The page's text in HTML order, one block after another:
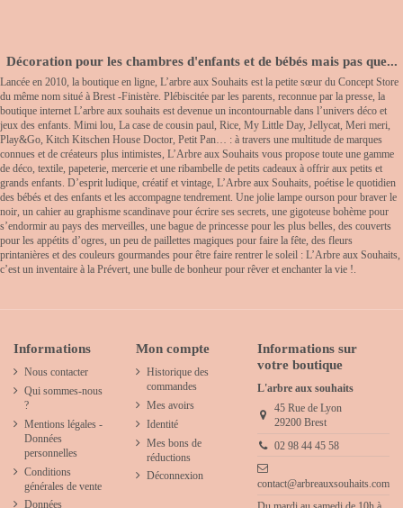
Décoration pour les chambres d'enfants et de bébés mais pas que...
Lancée en 2010, la boutique en ligne, L’arbre aux Souhaits est la petite sœur du Concept Store
du même nom situé à Brest -Finistère. Plébiscitée par les parents, reconnue par la presse, la
boutique internet L’arbre aux souhaits est devenue un incontournable dans l’univers déco et
jeux des enfants. Mimi lou, La case de cousin paul, Rice, My Little Day, Jellycat, Meri meri,
Play&Go, Kitch Kitschen House Doctor, Petit Pan… : à travers une multitude de marques
connues et de créateurs plus intimistes, L’Arbre aux Souhaits vous propose toute une gamme
de déco, textile, papeterie, mercerie et une ribambelle de petits cadeaux à offrir aux petits et
grands enfants. D’esprit ludique, créatif et vintage, L’Arbre aux Souhaits, poétise le quotidien
des bébés et des enfants et les accompagne tendrement. Une jolie lampe ourson pour braver le
noir, un cahier au graphisme scandinave pour écrire ses secrets, une gigoteuse bohème pour
s’endormir au pays des merveilles, une bague de princesse pour les plus belles, des couverts
pour les appétits d’ogres, un peu de paillettes magiques pour faire la fête, des fleurs
printanières et des couleurs gourmandes pour être faire rentrer le soleil : L’Arbre aux Souhaits,
c’est un inventaire à la Prévert, une bulle de bonheur pour rêver et enchanter la vie !.
Informations
Nous contacter
Qui sommes-nous
?
Mentions légales -
Données
personnelles
Conditions
générales de vente
Données
Mon compte
Historique des
commandes
Mes avoirs
Identité
Mes bons de
réductions
Déconnexion
Informations sur
votre boutique
L'arbre aux souhaits
45 Rue de Lyon
29200 Brest
02 98 44 45 58
contact@arbreauxsouhaits.com